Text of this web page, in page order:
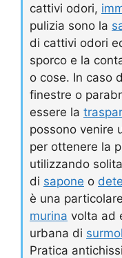
cattivi odori,
pulizia sono la
di cattivi odori
sporco e la
o cose. In caso
finestre o
essere la
possono venire
per ottenere la
utilizzando
di sapone o
è una
murina volta ad
urbana di
Pratica